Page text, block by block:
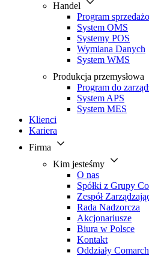
Handel
Program
System OMS
Systemy POS
Wymiana Danych
System WMS
Produkcja przemysłowa
Program do
System APS
System MES
Klienci
Kariera
Firma
Kim jesteśmy
O nas
Spółki z Grupy
Zespół
Rada Nadzorcza
Akcjonariusze
Biura w Polsce
Kontakt
Oddziały